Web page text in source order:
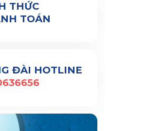
THỨC
TOÁN
ĐÀI HOTLINE